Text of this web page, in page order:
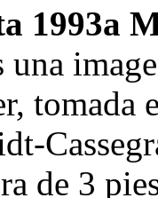
1993a
una
tomada
de 3